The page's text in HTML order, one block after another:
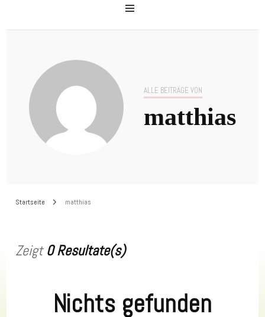
ALLE BEITRÄGE VON
matthias
Startseite matthias
Zeigt0 Resultate(s)
Nichts gefunden